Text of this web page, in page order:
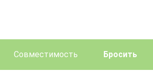
Совместимость Бросить